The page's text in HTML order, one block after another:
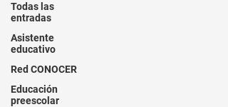
Todas las
entradas
Asistente
educativo
Red CONOCER
Educación
preescolar